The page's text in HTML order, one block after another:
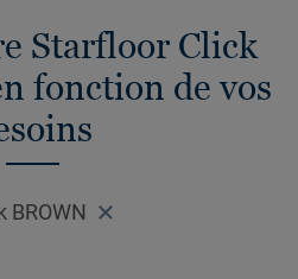
Starfloor Click
fonction de vos
BROWN